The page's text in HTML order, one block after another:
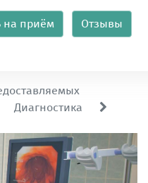
на приём Отзывы
Диагностика